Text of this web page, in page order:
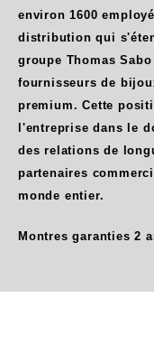
environ 1600
distribution qui
groupe Thomas
fournisseurs de
premium. Cette
l'entreprise dans le
des relations de
partenaires
monde entier.
Montres garanties 2